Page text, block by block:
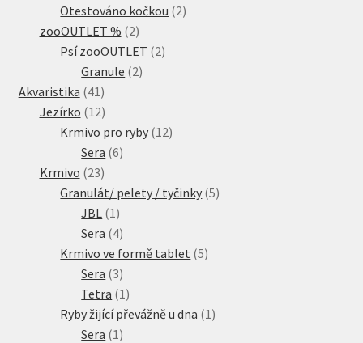
produkty
Otestováno kočkou 22
zooOUTLET % 22
produkty
Psí zooOUTLET 22
Granule 22
Akvaristika 41 41
produktů
Jezírko 1212
produktů
Krmivo pro ryby 1212
Sera 66
Krmivo 2323
produktů
Granulát/ pelety / tyčinky 55
JBL 1 1
produkt
Sera 44
produkty
Krmivo ve formě tablet 55
Sera 33
produkty
Tetra 1 1
produkt
Ryby žijící převážně u dna 1 1
Sera 1 1